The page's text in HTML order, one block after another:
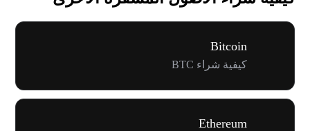
Bitcoin
كيفية شراء BTC
Ethereum